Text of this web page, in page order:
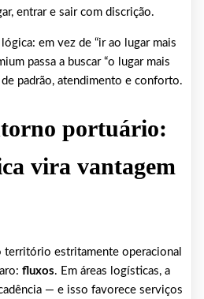
entrar e sair com discrição.
em vez de “ir ao lugar mais
passa a buscar “o lugar mais
padrão, atendimento e conforto.
portuário:
vira vantagem
estritamente operacional
fluxos. Em áreas logísticas, a
— e isso favorece serviços